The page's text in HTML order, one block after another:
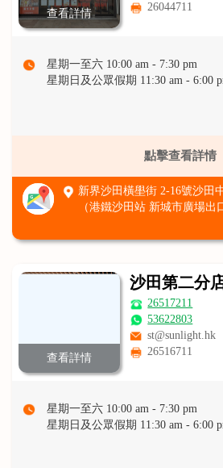
查看詳情
26044711
星期一至六 10:00 am - 7:30 pm
星期日及公眾假期 11:30 am - 6:00
點擊查看詳情
新界沙田橫壆街 2-16號沙田
（港鐵沙田站 新城市廣場出
查看詳情
沙田第二分
26517211
53622803
st@sunlight.hk
26516711
星期一至六 10:00 am - 7:30 pm
星期日及公眾假期 11:30 am - 6:00